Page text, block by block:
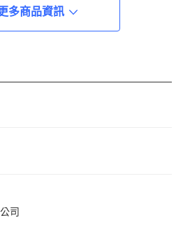
多商品資訊
司